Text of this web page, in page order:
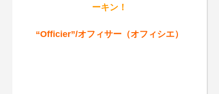
ーキン！
“Officier”/オフィサー（オフィシエ）